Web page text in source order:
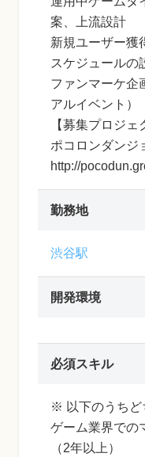
案、上流設計
新規ユーザー獲
スケジュールの
ファンマーケ企
アルイベント）
【募集プロジェ
ポコロンダンジ
http://
勤務地
渋谷駅
開発環境
必須スキル
※ 以下のうちど
ゲーム業界での
（2年以上）